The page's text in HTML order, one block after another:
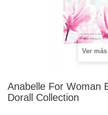
Ver
Anabelle For Woman
Dorall Collection